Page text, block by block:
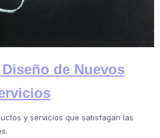
de Nuevos
y servicios que satisfagan las